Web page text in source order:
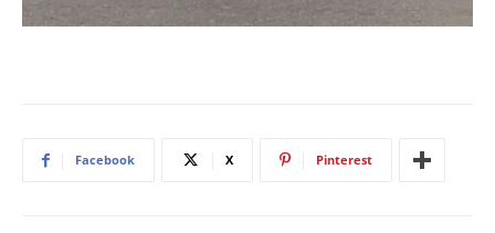
Facebook X Pinterest